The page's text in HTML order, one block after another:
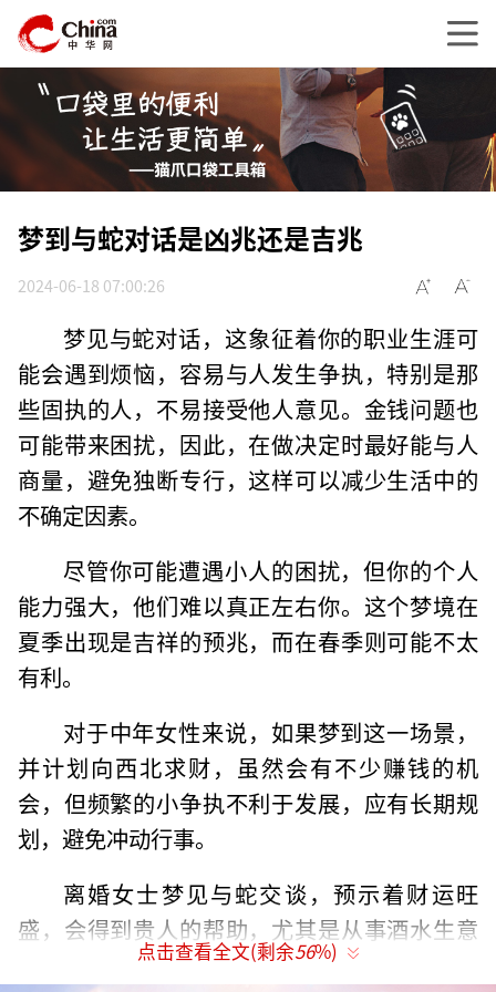
梦到与蛇对话是凶兆还是吉兆
2024-06-18 07:00:26
梦见与蛇对话，这象征着你的职业生涯可
能会遇到烦恼，容易与人发生争执，特别是那
些固执的人，不易接受他人意见。金钱问题也
可能带来困扰，因此，在做决定时最好能与人
商量，避免独断专行，这样可以减少生活中的
不确定因素。
尽管你可能遭遇小人的困扰，但你的个人
能力强大，他们难以真正左右你。这个梦境在
夏季出现是吉祥的预兆，而在春季则可能不太
有利。
对于中年女性来说，如果梦到这一场景，
并计划向西北求财，虽然会有不少赚钱的机
会，但频繁的小争执不利于发展，应有长期规
划，避免冲动行事。
离婚女士梦见与蛇交谈，预示着财运旺
盛，会得到贵人的帮助，尤其是从事酒水生意
的话，更是财源广进。然而，在事业上可能会
点击查看全文(剩余56%)